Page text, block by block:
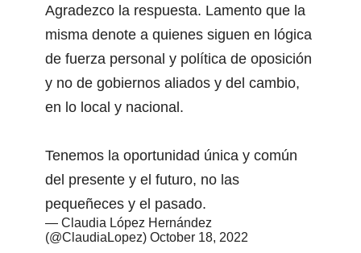
Agradezco la respuesta. Lamento que la
misma denote a quienes siguen en lógica
de fuerza personal y política de oposición
y no de gobiernos aliados y del cambio,
en lo local y nacional.
Tenemos la oportunidad única y común
del presente y el futuro, no las
pequeñeces y el pasado.
— Claudia López Hernández
(@ClaudiaLopez) October 18, 2022